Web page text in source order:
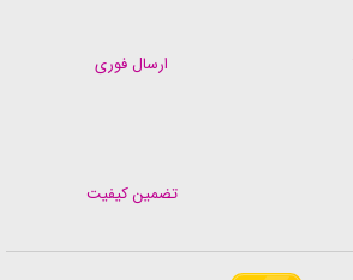
ارسال فوری
تضمین کیفیت